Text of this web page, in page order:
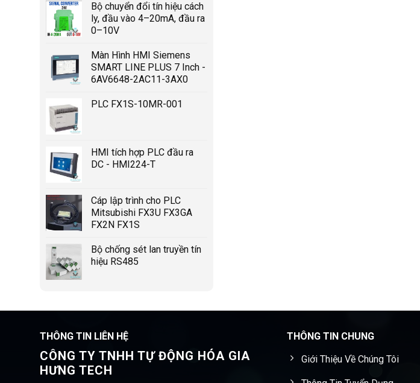
Bộ chuyển đổi tín hiệu cách
ly, đầu vào 4–20mA, đầu ra
0–10V
Màn Hình HMI Siemens
SMART LINE PLUS 7 Inch -
6AV6648-2AC11-3AX0
PLC FX1S-10MR-001
HMI tích hợp PLC đầu ra
DC - HMI224-T
Cáp lập trình cho PLC
Mitsubishi FX3U FX3GA
FX2N FX1S
Bộ chống sét lan truyền tín
hiệu RS485
THÔNG TIN LIÊN HỆ
CÔNG TY TNHH TỰ ĐỘNG HÓA GIA
HƯNG TECH
THÔNG TIN CHUNG
Giới Thiệu Về Chúng Tôi